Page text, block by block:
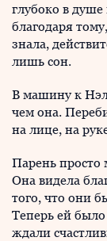
глубоко в душе
благодаря
знала,
лишь сон.
В машину к
чем она.
на лице, на
Парень просто
Она видела
того, что они
Теперь ей
ждали